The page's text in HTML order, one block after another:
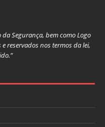
Segurança, bem como Logo
reservados nos termos da lei,